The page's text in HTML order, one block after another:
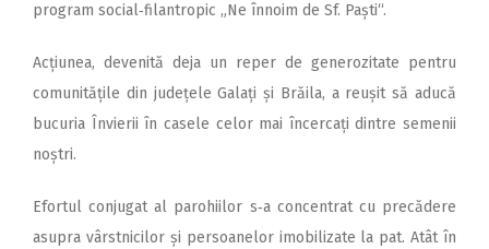
program social‑filantropic „Ne înnoim de Sf. Paști“.
Acțiunea, devenită deja un reper de generozitate pentru
comunitățile din județele Galați și Brăila, a reușit să aducă
bucuria Învierii în casele celor mai încercați dintre semenii
noștri.
Efortul conjugat al parohiilor s‑a concentrat cu precădere
asupra vârstnicilor și persoanelor imobilizate la pat. Atât în